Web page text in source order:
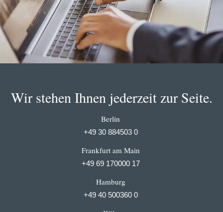
Wir stehen Ihnen jederzeit zur Seite.
Berlin
+49 30 884503 0
Frankfurt am Main
+49 69 170000 17
Hamburg
+49 40 500360 0